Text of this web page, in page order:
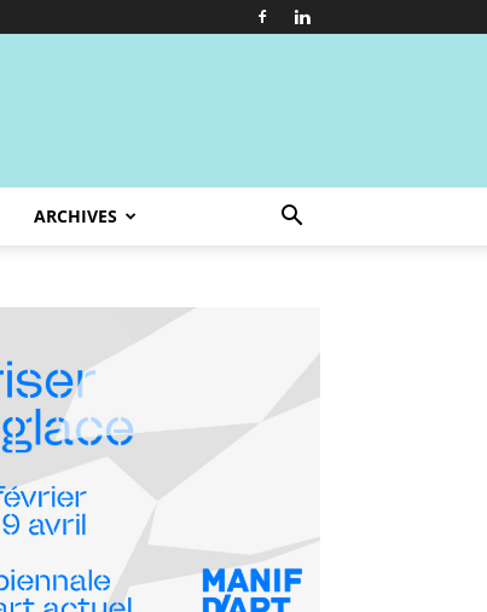
ARCHIVES